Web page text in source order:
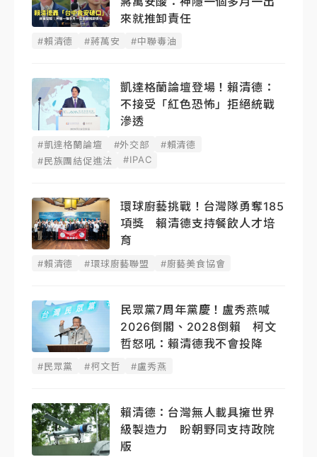
來就推卸責任
#賴清德 #蔣萬安 #中聯毒油
凱達格蘭論壇登場！賴清德：
不接受「紅色恐怖」拒絕統戰
滲透
#凱達格蘭論壇 #外交部
#賴清德
#民族團結促進法
#IPAC
環球廚藝挑戰！台灣隊勇奪185
項獎 賴清德支持餐飲人才培
育
#賴清德 #環球廚藝聯盟 #廚藝美食協會
民眾黨7周年黨慶！盧秀燕喊
2026倒閣、2028倒賴 柯文
哲怒吼：賴清德我不會投降
#民眾黨 #柯文哲 #盧秀燕
賴清德：台灣無人載具擁世界
級製造力 盼朝野同支持政院
版